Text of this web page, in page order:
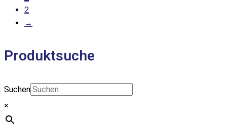
2
→
Produktsuche
Suchen
×